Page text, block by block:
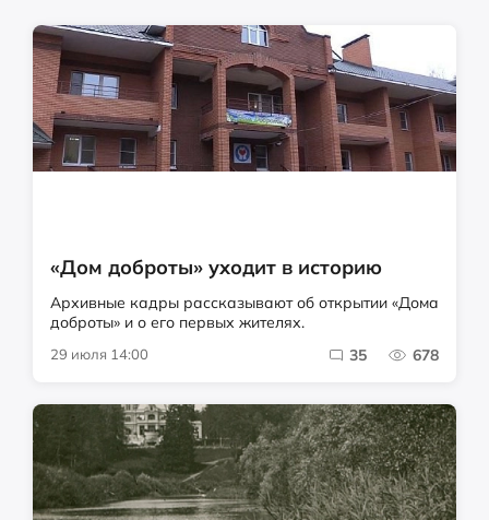
«Дом доброты» уходит в историю
Архивные кадры рассказывают об открытии «Дома
доброты» и о его первых жителях.
29 июля 14:00 35 678